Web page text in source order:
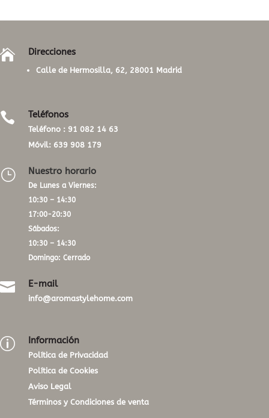
 Direcciones
Calle de Hermosilla, 62, 28001 Madrid
 Teléfonos
Teléfono : 91 082 14 63
Móvil: 639 908 179
} Nuestro horario
De Lunes a Viernes:
10:30 – 14:30
17:00-20:30
Sábados:
10:30 – 14:30
Domingo: Cerrado
 E-mail
info@aromastylehome.com
p Información
Política de Privacidad
Política de Cookies
Aviso Legal
Términos y Condiciones de venta